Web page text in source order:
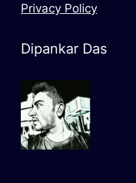
Privacy Policy
Dipankar Das